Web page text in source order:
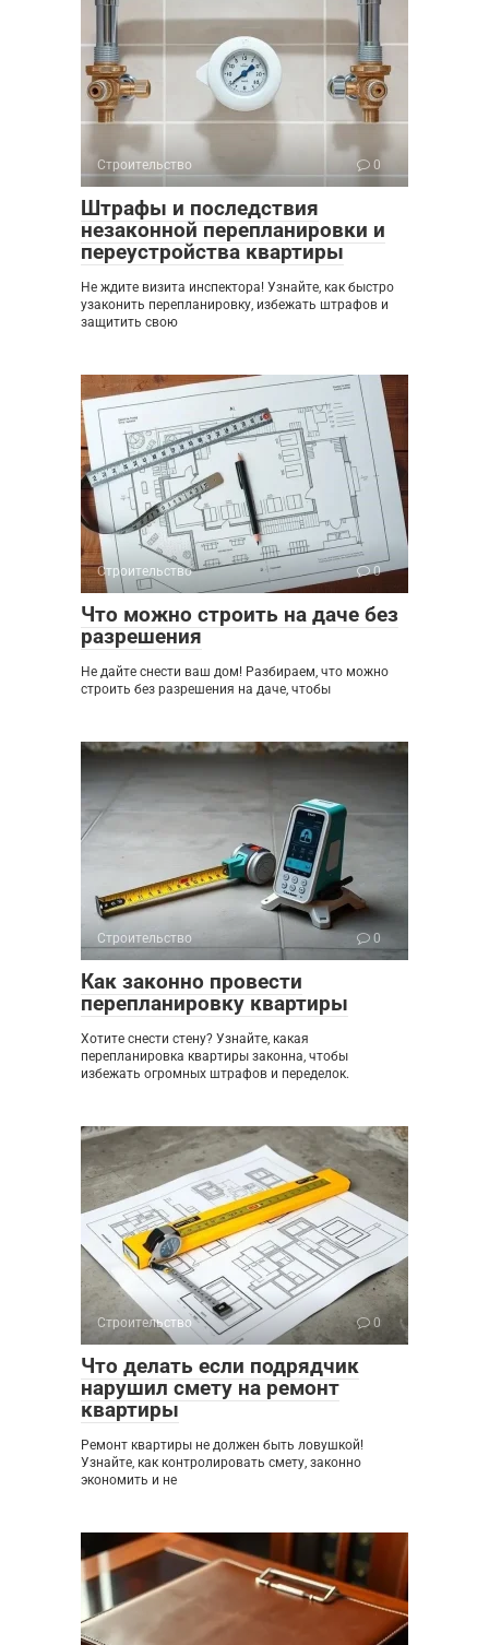
Строительство 0
Штрафы и последствия
незаконной перепланировки и
переустройства квартиры
Не ждите визита инспектора! Узнайте, как быстро
узаконить перепланировку, избежать штрафов и
защитить свою
Строительство 0
Что можно строить на даче без
разрешения
Не дайте снести ваш дом! Разбираем, что можно
строить без разрешения на даче, чтобы
Строительство 0
Как законно провести
перепланировку квартиры
Хотите снести стену? Узнайте, какая
перепланировка квартиры законна, чтобы
избежать огромных штрафов и переделок.
Строительство 0
Что делать если подрядчик
нарушил смету на ремонт
квартиры
Ремонт квартиры не должен быть ловушкой!
Узнайте, как контролировать смету, законно
экономить и не